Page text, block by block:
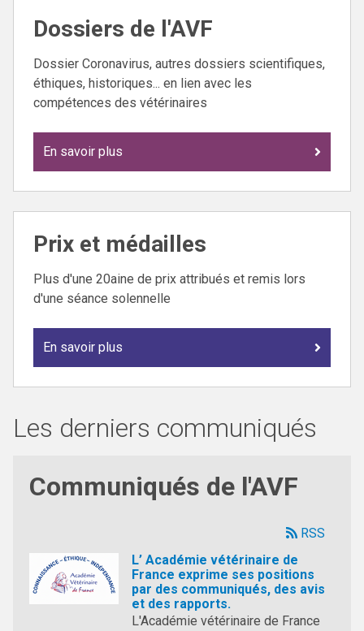
Dossiers de l'AVF
Dossier Coronavirus, autres dossiers scientifiques,
éthiques, historiques... en lien avec les
compétences des vétérinaires
En savoir plus
Prix et médailles
Plus d'une 20aine de prix attribués et remis lors
d'une séance solennelle
En savoir plus
Les derniers communiqués
Communiqués de l'AVF
RSS
L’ Académie vétérinaire de
France exprime ses positions
par des communiqués, des avis
et des rapports.
L'Académie vétérinaire de France